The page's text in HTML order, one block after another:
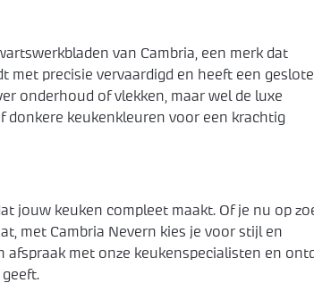
van Cambria, een merk dat
met precisie vervaardigd en heeft een
onderhoud of vlekken, maar wel de luxe
keukenkleuren voor een krachtig
jouw keuken compleet maakt. Of je nu op
met Cambria Nevern kies je voor stijl en
afspraak met onze keukenspecialisten en